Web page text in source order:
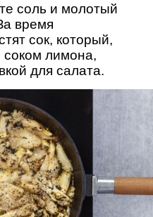
соль и молотый
время
сок, который,
лимона,
для салата.